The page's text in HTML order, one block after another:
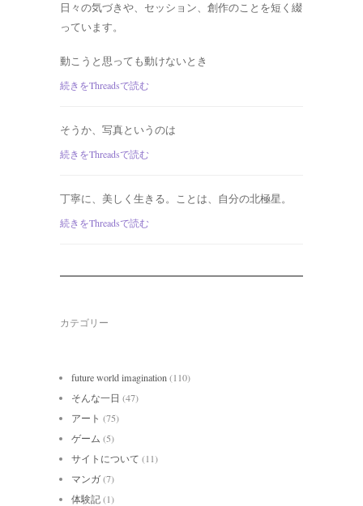
日々の気づきや、セッション、創作のことを短く綴
っています。
動こうと思っても動けないとき
続きをThreadsで読む
そうか、写真というのは
続きをThreadsで読む
丁寧に、美しく生きる。ことは、自分の北極星。
続きをThreadsで読む
カテゴリー
future world imagination(110)
そんな一日 (47)
アート (75)
ゲーム (5)
サイトについて (11)
マンガ(7)
体験記(1)